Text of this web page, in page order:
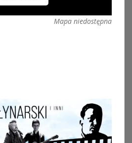
Mapa niedostępna